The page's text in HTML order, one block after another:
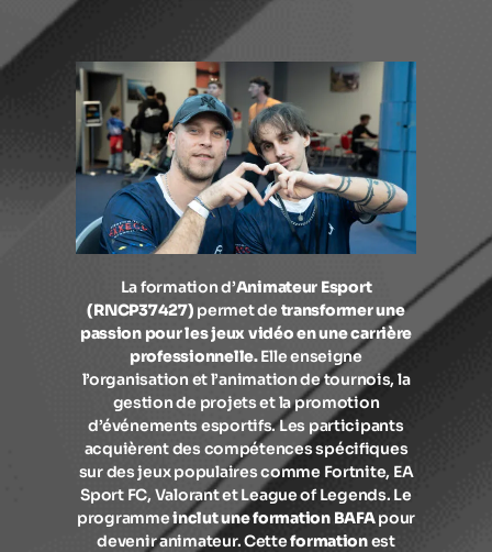
La formation d’Animateur Esport
(RNCP37427) permet de transformer une
passion pour les jeux vidéo en unecarrière
professionnelle.Elle enseigne
l’organisation et l’animation de tournois, la
gestion de projets et la promotion
d’événements esportifs. Les participants
acquièrent des compétences spécifiques
sur des jeux populaires comme Fortnite, EA
Sport FC, Valorant et League of Legends. Le
programmeinclut une formation BAFApour
devenir animateur. Cetteformationest